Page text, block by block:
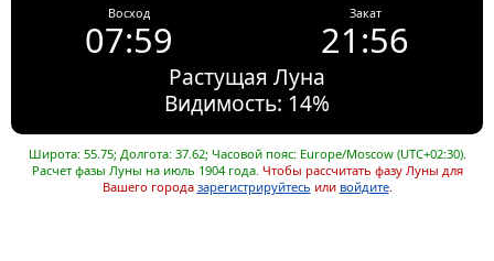
Восход
07:59
Закат
21:56
Растущая Луна
Видимость: 14%
Широта: 55.75; Долгота: 37.62; Часовой пояс: Europe/Moscow (UTC+02:30).
Расчет фазы Луны на июль 1904 года. Чтобы рассчитать фазу Луны для
Вашего города зарегистрируйтесь или войдите.